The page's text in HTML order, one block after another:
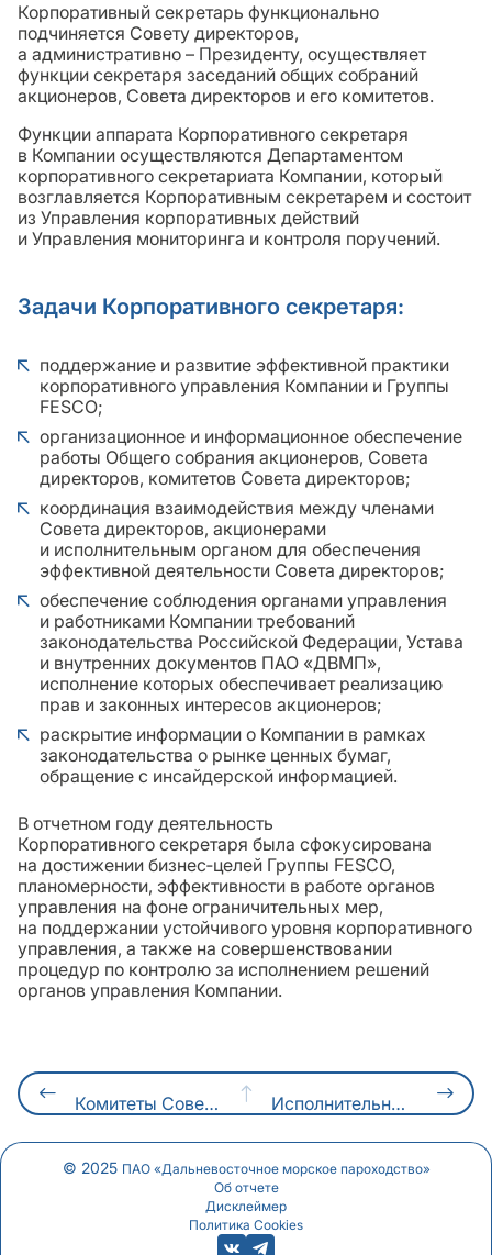
Корпоративный секретарь функционально
подчиняется Совету директоров,
а административно – Президенту, осуществляет
функции секретаря заседаний общих собраний
акционеров, Совета директоров и его комитетов.
Функции аппарата Корпоративного секретаря
в Компании осуществляются Департаментом
корпоративного секретариата Компании, который
возглавляется Корпоративным секретарем и состоит
из Управления корпоративных действий
и Управления мониторинга и контроля поручений.
Задачи Корпоративного секретаря:
поддержание и развитие эффективной практики
корпоративного управления Компании и Группы
FESCO;
организационное и информационное обеспечение
работы Общего собрания акционеров, Совета
директоров, комитетов Совета директоров;
координация взаимодействия между членами
Совета директоров, акционерами
и исполнительным органом для обеспечения
эффективной деятельности Совета директоров;
обеспечение соблюдения органами управления
и работниками Компании требований
законодательства Российской Федерации, Устава
и внутренних документов ПАО «ДВМП»,
исполнение которых обеспечивает реализацию
прав и законных интересов акционеров;
раскрытие информации о Компании в рамках
законодательства о рынке ценных бумаг,
обращение с инсайдерской информацией.
В отчетном году деятельность
Корпоративного секретаря была сфокусирована
на достижении бизнес‑целей Группы FESCO,
планомерности, эффективности в работе органов
управления на фоне ограничительных мер,
на поддержании устойчивого уровня корпоративного
управления, а также на совершенствовании
процедур по контролю за исполнением решений
органов управления Компании.
Комитеты Совета директоров Исполнительные органы
© 2025 ПАО «Дальневосточное морское пароходство»
Об отчете
Дисклеймер
Политика Cookies